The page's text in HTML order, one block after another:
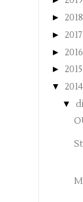
► 2018
► 2017
► 2016
► 2015
▼ 2014
▼